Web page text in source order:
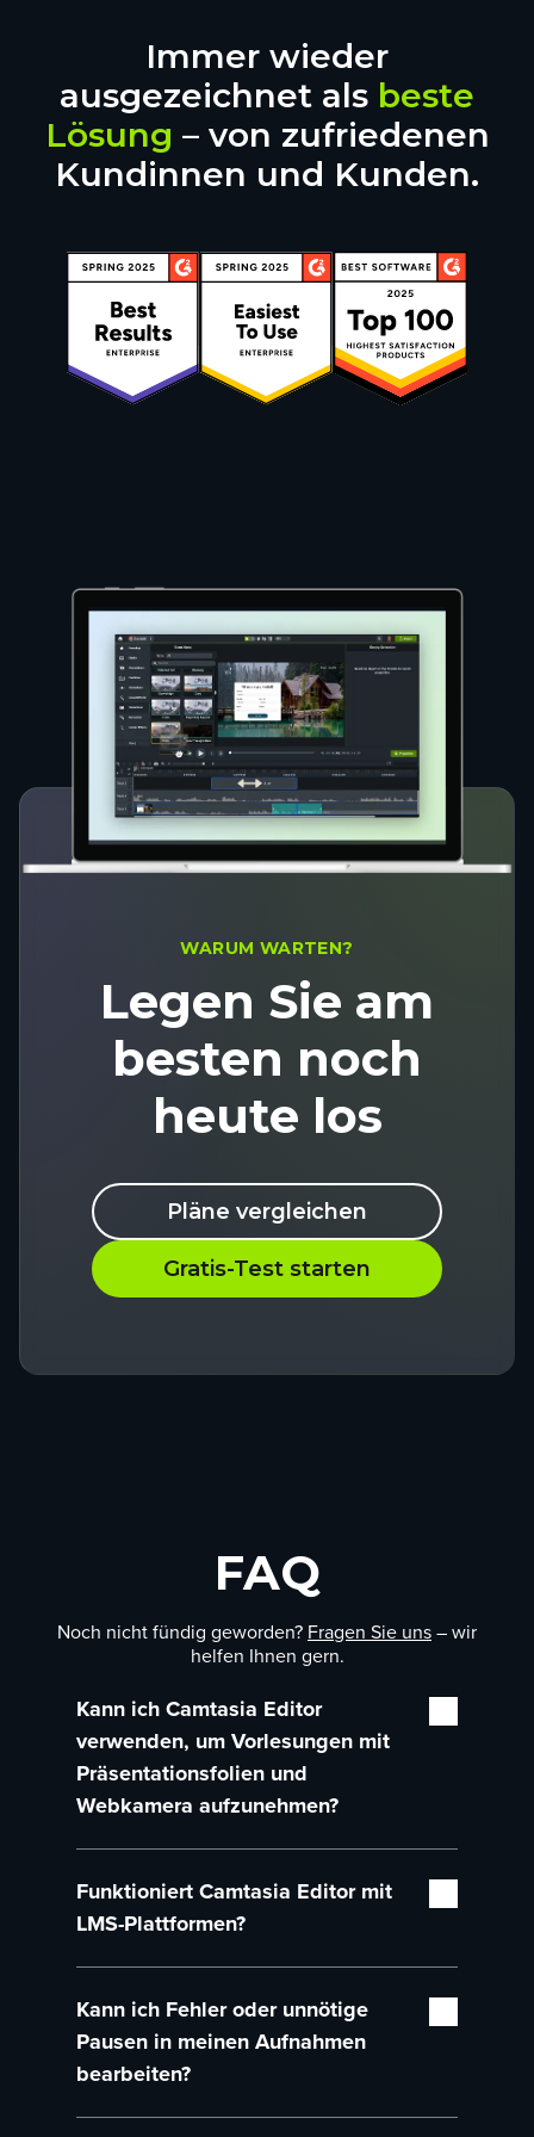
Immer wieder
ausgezeichnet als beste
Lösung – von zufriedenen
Kundinnen und Kunden.
WARUM WARTEN?
Legen Sie am
besten noch
heute los
Pläne vergleichen
Gratis-Test starten
FAQ
Noch nicht fündig geworden? Fragen Sie uns – wir
helfen Ihnen gern.
Kann ich Camtasia Editor
verwenden, um Vorlesungen mit
Präsentationsfolien und
Webkamera aufzunehmen?
Bildschirm, Ihre Webkamera und Ihren
gesprochenen Kommentar auf separaten
Funktioniert Camtasia Editor mit
LMS-Plattformen?
oder als SCORM-Paket exportieren und dann
in Brightspace, Canvas, Moodle, Blackboard
oder jedes gängige LMS hochladen.
Kann ich Fehler oder unnötige
Pausen in meinen Aufnahmen
bearbeiten?